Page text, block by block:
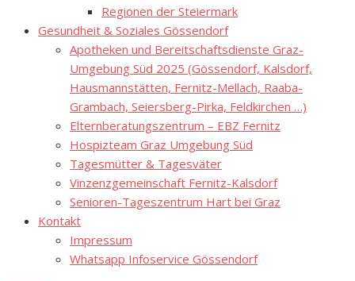
Regionen der Steiermark
Gesundheit & Soziales Gössendorf
Apotheken und Bereitschaftsdienste Graz-
Umgebung Süd 2025 (Gössendorf, Kalsdorf,
Hausmannstätten, Fernitz-Mellach, Raaba-
Grambach, Seiersberg-Pirka, Feldkirchen …)
Elternberatungszentrum – EBZ Fernitz
Hospizteam Graz Umgebung Süd
Tagesmütter & Tagesväter
Vinzenzgemeinschaft Fernitz-Kalsdorf
Senioren-Tageszentrum Hart bei Graz
Kontakt
Impressum
Whatsapp Infoservice Gössendorf